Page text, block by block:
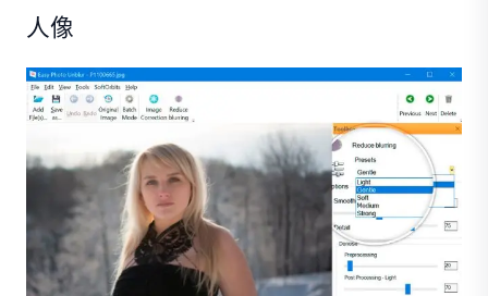
人像